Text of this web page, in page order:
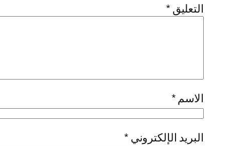
التعليق *
الاسم *
البريد الإلكتروني *